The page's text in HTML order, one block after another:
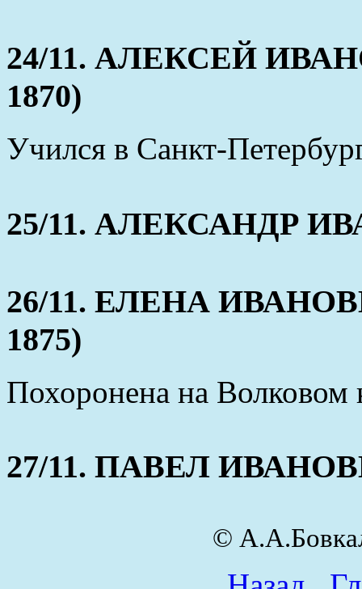
24/11. АЛЕКСЕЙ
1870)
Учился в Санкт-
25/11. АЛЕКСАНДР
26/11. ЕЛЕНА
1875)
Похоронена на Волковом
27/11. ПАВЕЛ
©